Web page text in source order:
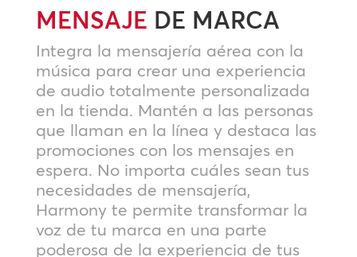
MENSAJE DE MARCA
Integra la mensajería aérea con la
música para crear una experiencia
de audio totalmente personalizada
en la tienda. Mantén a las personas
que llaman en la línea y destaca las
promociones con los mensajes en
espera. No importa cuáles sean tus
necesidades de mensajería,
Harmony te permite transformar la
voz de tu marca en una parte
poderosa de la experiencia de tus